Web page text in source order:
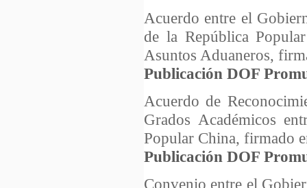
Acuerdo entre el
de la República
Asuntos Aduaneros,
Publicación DOF
Acuerdo de
Grados Académicos
Popular China, firmado
Publicación DOF
Convenio entre el